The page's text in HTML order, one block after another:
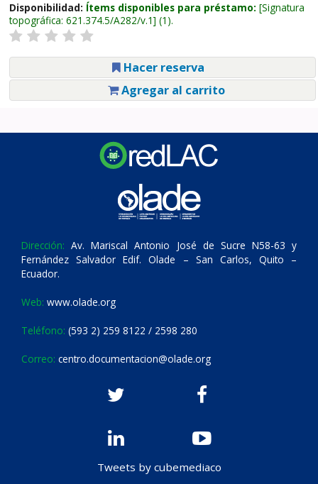
Disponibilidad: Ítems disponibles para préstamo: Signatura
topográfica: 621.374.5/A282/v.1 (1).
Hacer reserva
Agregar al carrito
Dirección: Av. Mariscal Antonio José de Sucre N58-63 y
Fernández Salvador Edif. Olade – San Carlos, Quito –
Ecuador.
Web: www.olade.org
Teléfono: (593 2) 259 8122 / 2598 280
Correo: centro.documentacion@olade.org
Tweets by cubemediaco